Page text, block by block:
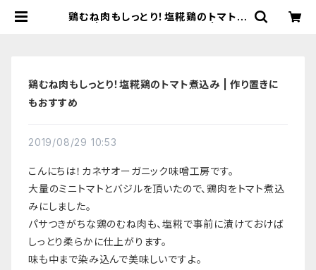
鶏むね肉もしっとり！塩糀鶏のトマト煮
鶏むね肉もしっとり！塩糀鶏のトマト煮込み | 作り置きに
もおすすめ
2019/08/29 10:53
こんにちは！カネサオーガニック味噌工房です。
大量のミニトマトとバジルを頂いたので、鶏肉をトマト煮込
みにしました。
パサつきがちな鶏のむね肉も、塩糀で事前に漬けておけば
しっとり柔らかに仕上がります。
味も中まで染み込んで美味しいですよ。